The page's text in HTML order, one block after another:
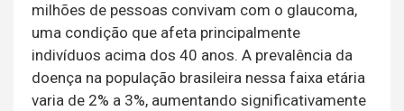
milhões de pessoas convivam com o glaucoma,
uma condição que afeta principalmente
indivíduos acima dos 40 anos. A prevalência da
doença na população brasileira nessa faixa etária
varia de 2% a 3%, aumentando significativamente